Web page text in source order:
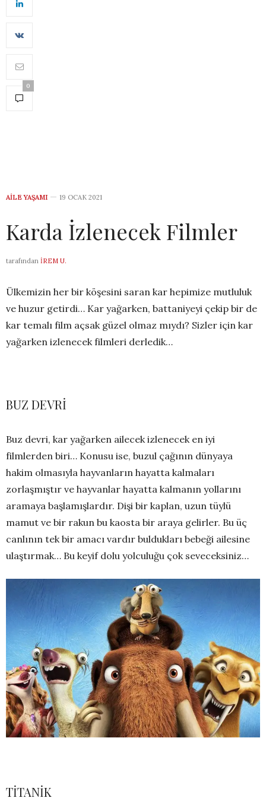
0
AILE YAŞAMI 19 OCAK 2021
Karda İzlenecek Filmler
tarafından İREM U.
Ülkemizin her bir köşesini saran kar hepimize mutluluk
ve huzur getirdi… Kar yağarken, battaniyeyi çekip bir de
kar temalı film açsak güzel olmaz mıydı? Sizler için kar
yağarken izlenecek filmleri derledik…
BUZ DEVRİ
Buz devri, kar yağarken ailecek izlenecek en iyi
filmlerden biri… Konusu ise, buzul çağının dünyaya
hakim olmasıyla hayvanların hayatta kalmaları
zorlaşmıştır ve hayvanlar hayatta kalmanın yollarını
aramaya başlamışlardır. Dişi bir kaplan, uzun tüylü
mamut ve bir rakun bu kaosta bir araya gelirler. Bu üç
canlının tek bir amacı vardır buldukları bebeği ailesine
ulaştırmak… Bu keyif dolu yolculuğu çok seveceksiniz…
TİTANİK